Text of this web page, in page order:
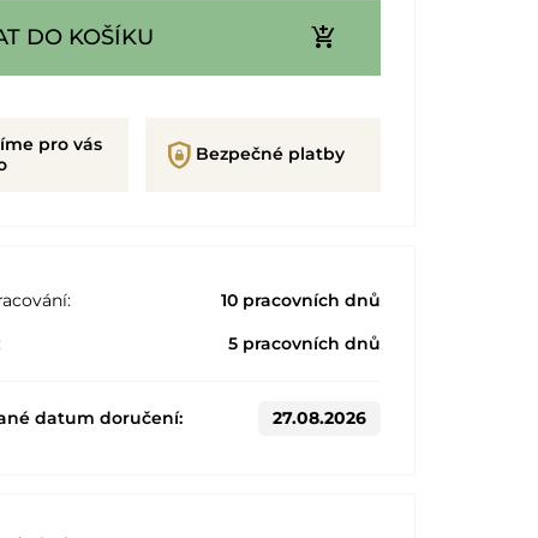
DO KOŠÍKU add_shopping_cart
pro vás
shield_lock Bezpečné platby
10 pracovních dnů
5 pracovních dnů
datum doručení: 27.08.2026